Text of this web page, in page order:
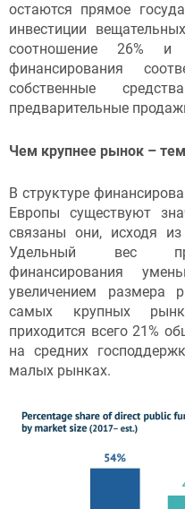
остаются прямое
инвестиции
соотношение 26%
финансирования
собственные
предварительные
Чем крупнее рынок –
В структуре
Европы существуют
связаны они, исходя
Удельный вес
финансирования
увеличением размера
самых крупных
приходится всего 21%
на средних
малых рынках.